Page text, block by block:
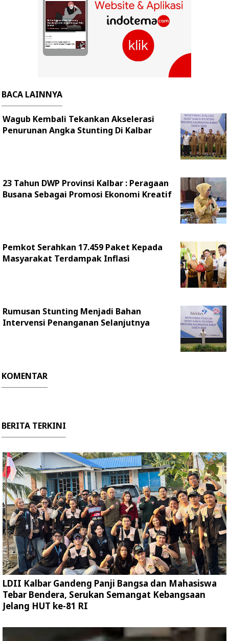
BACA LAINNYA
Wagub Kembali Tekankan Akselerasi
Penurunan Angka Stunting Di Kalbar
23 Tahun DWP Provinsi Kalbar : Peragaan
Busana Sebagai Promosi Ekonomi Kreatif
Pemkot Serahkan 17.459 Paket Kepada
Masyarakat Terdampak Inflasi
Rumusan Stunting Menjadi Bahan
Intervensi Penanganan Selanjutnya
KOMENTAR
BERITA TERKINI
LDII Kalbar Gandeng Panji Bangsa dan Mahasiswa
Tebar Bendera, Serukan Semangat Kebangsaan
Jelang HUT ke-81 RI